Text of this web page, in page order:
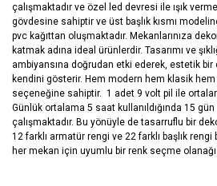
çalışmaktadır ve özel led devresi ile ışık
gövdesine sahiptir ve üst başlık kısmı
pvc kağıttan oluşmaktadır. Mekanlarınıza
katmak adına ideal ürünlerdir. Tasarımı ve
ambiyansına doğrudan etki ederek, estetik
kendini gösterir. Hem modern hem klasik
seçeneğine sahiptir. 1 adet 9 volt pil ile
Günlük ortalama 5 saat kullanıldığında 15
çalışmaktadır. Bu yönüyle de tasarruflu bir
12 farklı armatür rengi ve 22 farklı başlık
her mekan için uyumlu bir renk seçme